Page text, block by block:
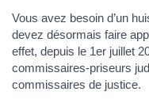
Vous avez besoin d’un
devez désormais faire
effet, depuis le 1er juillet
commissaires-priseurs
commissaires de justice.